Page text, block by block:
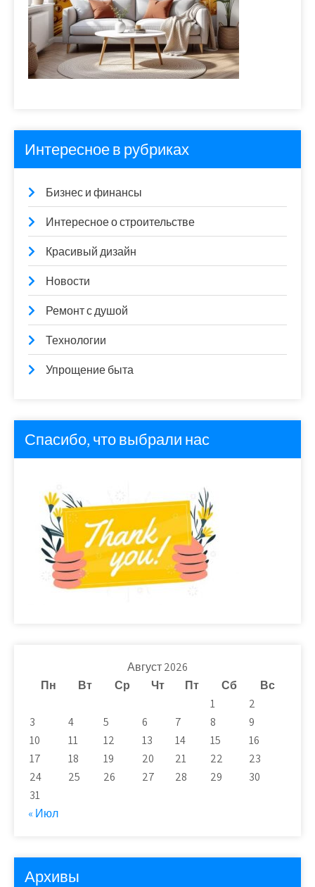
Интересное в рубриках
Бизнес и финансы
Интересное о строительстве
Красивый дизайн
Новости
Ремонт с душой
Технологии
Упрощение быта
Спасибо, что выбрали нас
Август 2026
Пн
Вт Ср Чт Пт Сб
Вс
1
2
3
4 5 6 7 8
9
10
11 12 13 14 15
16
17
18 19 20 21 22
23
24
25 26 27 28 29
30
31
« Июл
Архивы